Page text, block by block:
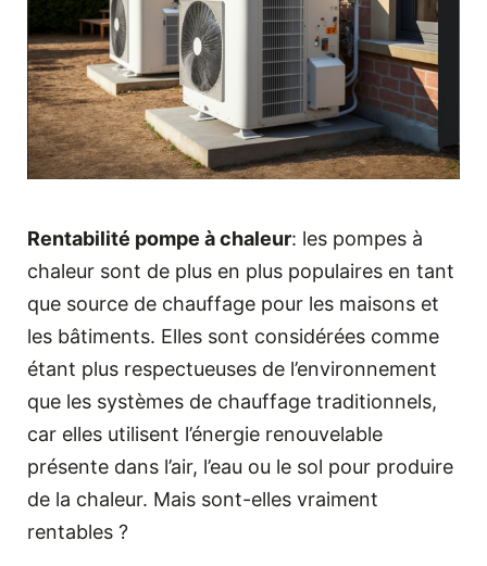
Rentabilité pompe à chaleur: les pompes à
chaleur sont de plus en plus populaires en tant
que source de chauffage pour les maisons et
les bâtiments. Elles sont considérées comme
étant plus respectueuses de l’environnement
que les systèmes de chauffage traditionnels,
car elles utilisent l’énergie renouvelable
présente dans l’air, l’eau ou le sol pour produire
de la chaleur. Mais sont-elles vraiment
rentables ?